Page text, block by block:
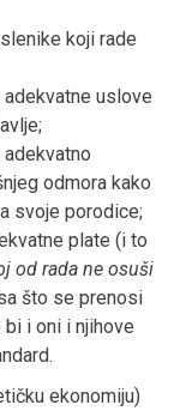
koji rade
uslove
odmora kako
svoje porodice;
plate (i to
od rada ne osuši
što se prenosi
i oni i njihove
ekonomiju)